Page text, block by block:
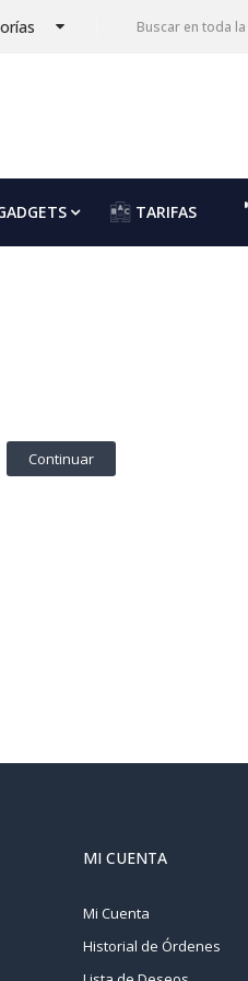
TARIFAS
Continuar
MI CUENTA
Mi Cuenta
Historial de Órdenes